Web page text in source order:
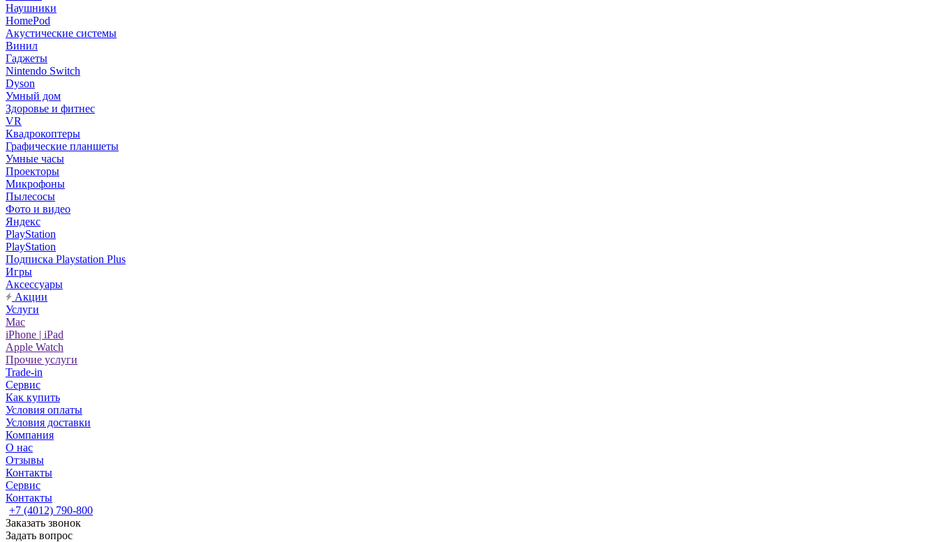
Наушники
HomePod
Акустические системы
Винил
Гаджеты
Nintendo Switch
Dyson
Умный дом
Здоровье и фитнес
VR
Квадрокоптеры
Графические планшеты
Умные часы
Проекторы
Микрофоны
Пылесосы
Фото и видео
Яндекс
PlayStation
PlayStation
Подписка Playstation Plus
Игры
Аксессуары
Акции
Услуги
Mac
iPhone | iPad
Apple Watch
Прочие услуги
Trade-in
Сервис
Как купить
Условия оплаты
Условия доставки
Компания
О нас
Отзывы
Контакты
Сервис
Контакты
+7 (4012) 790-800
Заказать звонок
Задать вопрос